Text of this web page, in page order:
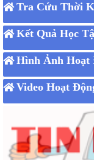
Tra Cứu Thời
Kết Quả Học
Hình Ảnh Hoạt
Video Hoạt